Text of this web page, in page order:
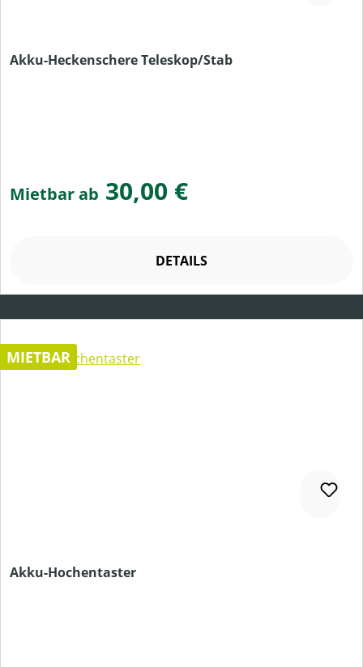
Akku-Heckenschere Teleskop/Stab
Mietbar ab 30,00 €
DETAILS
MIETBAR
Akku-Hochentaster